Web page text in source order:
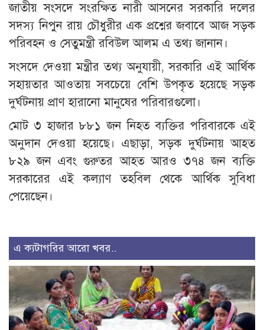
জাতীয় সংসদে সংরক্ষিত নারী আসনের সরকারি দলের
সদস্য নিপুন রায় চৌধুরীর এক প্রশ্নের জবাবে আজ সড়ক
পরিবহন ও সেতুমন্ত্রী রবিউল আলম এ তথ্য জানান।
সংসদে দেওয়া মন্ত্রীর তথ্য অনুযায়ী, সরকারি এই আর্থিক
সহায়তার আওতায় সবচেয়ে বেশি উপকৃত হয়েছে সড়ক
দুর্ঘটনায় প্রাণ হারানো মানুষের পরিবারগুলো।
মোট ৩ হাজার ৮৮১ জন নিহত ব্যক্তির পরিবারকে এই
অনুদান দেওয়া হয়েছে। এছাড়া, সড়ক দুর্ঘটনায় আহত
৮২৯ জন এবং গুরুতর আহত আরও ৩৭৪ জন ব্যক্তি
সরকারের এই কল্যাণ তহবিল থেকে আর্থিক সুবিধা
পেয়েছেন।
এ ক্যটাগরির আরো খবর..